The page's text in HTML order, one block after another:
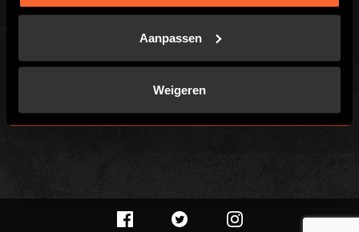
Aanpassen
Weigeren
PLAATSELIJK
Customer Reviews
PRIVACYBELEID
Vacatures